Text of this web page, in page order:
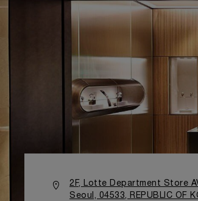
2F, Lotte Department Store
Seoul, 04533, REPUBLIC OF